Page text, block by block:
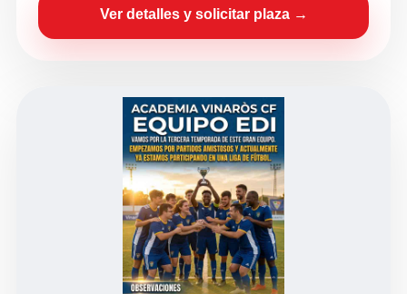
Ver detalles y solicitar plaza →